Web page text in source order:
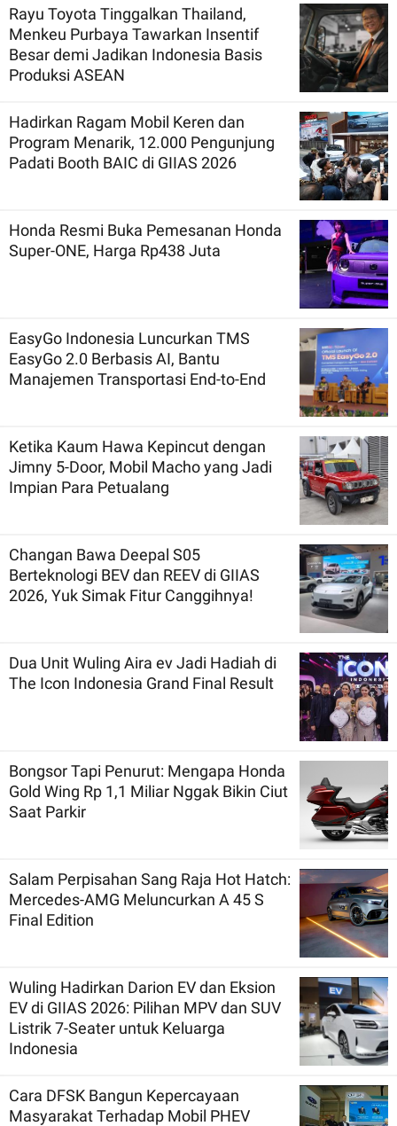
Rayu Toyota Tinggalkan Thailand,
Menkeu Purbaya Tawarkan Insentif
Besar demi Jadikan Indonesia Basis
Produksi ASEAN
Hadirkan Ragam Mobil Keren dan
Program Menarik, 12.000 Pengunjung
Padati Booth BAIC di GIIAS 2026
Honda Resmi Buka Pemesanan Honda
Super-ONE, Harga Rp438 Juta
EasyGo Indonesia Luncurkan TMS
EasyGo 2.0 Berbasis AI, Bantu
Manajemen Transportasi End-to-End
Ketika Kaum Hawa Kepincut dengan
Jimny 5-Door, Mobil Macho yang Jadi
Impian Para Petualang
Changan Bawa Deepal S05
Berteknologi BEV dan REEV di GIIAS
2026, Yuk Simak Fitur Canggihnya!
Dua Unit Wuling Aira ev Jadi Hadiah di
The Icon Indonesia Grand Final Result
Bongsor Tapi Penurut: Mengapa Honda
Gold Wing Rp 1,1 Miliar Nggak Bikin Ciut
Saat Parkir
Salam Perpisahan Sang Raja Hot Hatch:
Mercedes-AMG Meluncurkan A 45 S
Final Edition
Wuling Hadirkan Darion EV dan Eksion
EV di GIIAS 2026: Pilihan MPV dan SUV
Listrik 7-Seater untuk Keluarga
Indonesia
Cara DFSK Bangun Kepercayaan
Masyarakat Terhadap Mobil PHEV